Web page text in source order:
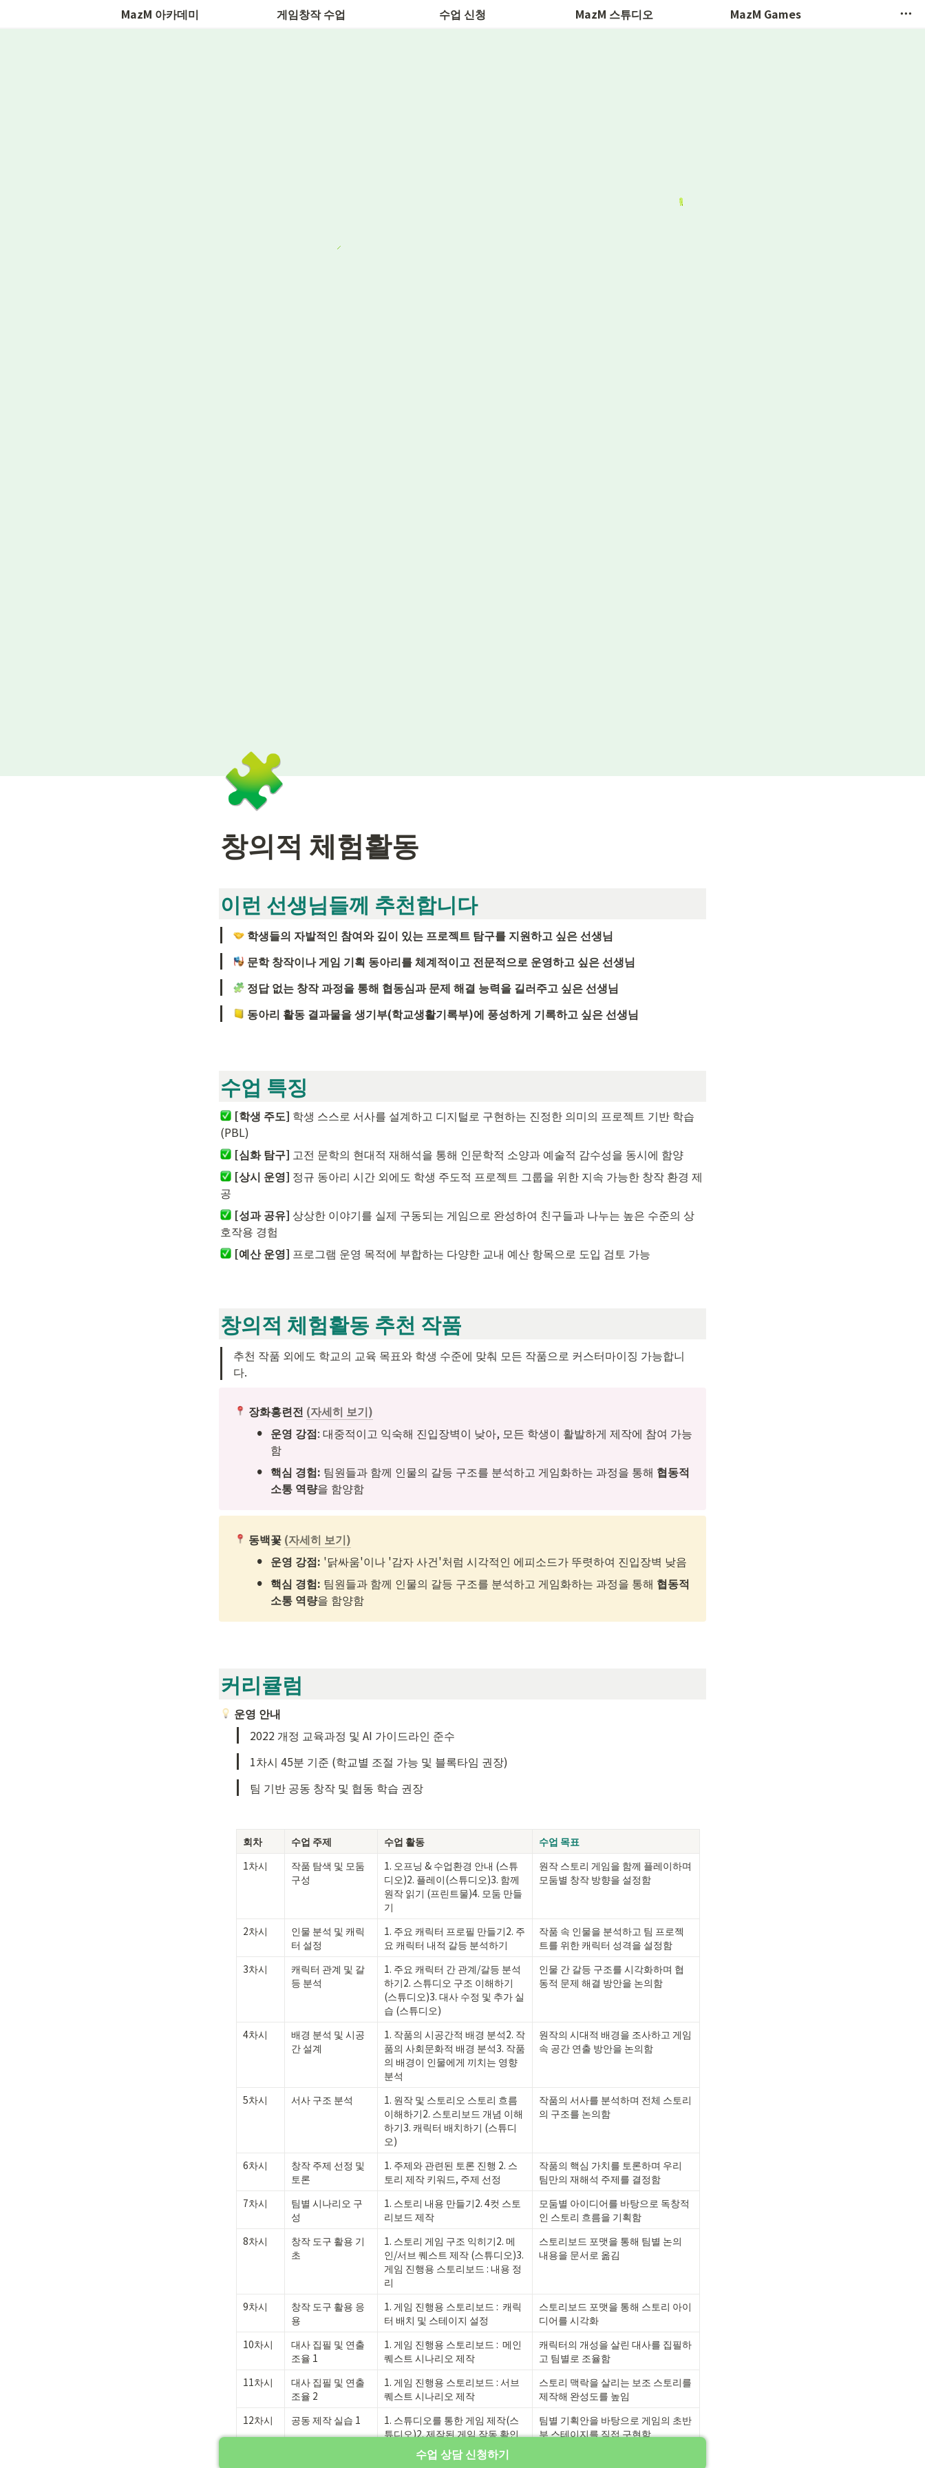
MazM 아카데미 게임창작 수업 수업 신청 MazM 스튜디오 MazM Games
🧩
창의적 체험활동
이런 선생님들께 추천합니다
학생들의 자발적인 참여와 깊이 있는 프로젝트 탐구를 지원하고 싶은 선생님
문학 창작이나 게임 기획 동아리를 체계적이고 전문적으로 운영하고 싶은 선생님
정답 없는 창작 과정을 통해 협동심과 문제 해결 능력을 길러주고 싶은 선생님
동아리 활동 결과물을 생기부(학교생활기록부)에 풍성하게 기록하고 싶은 선생님
수업 특징
[학생 주도] 학생 스스로 서사를 설계하고 디지털로 구현하는 진정한 의미의 프로젝트 기반 학습
(PBL)
[심화 탐구] 고전 문학의 현대적 재해석을 통해 인문학적 소양과 예술적 감수성을 동시에 함양
[상시 운영] 정규 동아리 시간 외에도 학생 주도적 프로젝트 그룹을 위한 지속 가능한 창작 환경 제
공
[성과 공유] 상상한 이야기를 실제 구동되는 게임으로 완성하여 친구들과 나누는 높은 수준의 상
호작용 경험
[예산 운영] 프로그램 운영 목적에 부합하는 다양한 교내 예산 항목으로 도입 검토 가능
창의적 체험활동 추천 작품
추천 작품 외에도 학교의 교육 목표와 학생 수준에 맞춰 모든 작품으로 커스터마이징 가능합니
다.
장화홍련전 (자세히 보기)
• 운영 강점: 대중적이고 익숙해 진입장벽이 낮아, 모든 학생이 활발하게 제작에 참여 가능
함
• 핵심 경험: 팀원들과 함께 인물의 갈등 구조를 분석하고 게임화하는 과정을 통해 협동적
소통 역량을 함양함
동백꽃 (자세히 보기)
• 운영 강점: '닭싸움'이나 '감자 사건'처럼 시각적인 에피소드가 뚜렷하여 진입장벽 낮음
• 핵심 경험: 팀원들과 함께 인물의 갈등 구조를 분석하고 게임화하는 과정을 통해 협동적
소통 역량을 함양함
커리큘럼
운영 안내
2022 개정 교육과정 및 AI 가이드라인 준수
1차시 45분 기준 (학교별 조절 가능 및 블록타임 권장)
팀 기반 공동 창작 및 협동 학습 권장
회차 수업 주제 수업 활동
수업 목표
1차시
작품 탐색 및 모둠
구성
1. 오프닝 & 수업환경 안내 (스튜
디오)2. 플레이(스튜디오)3. 함께
원작 읽기 (프린트물)4. 모둠 만들
기
원작 스토리 게임을 함께 플레이하며
모둠별 창작 방향을 설정함
2차시
인물 분석 및 캐릭
터 설정
1. 주요 캐릭터 프로필 만들기2. 주
요 캐릭터 내적 갈등 분석하기
작품 속 인물을 분석하고 팀 프로젝
트를 위한 캐릭터 성격을 설정함
3차시
캐릭터 관계 및 갈
등 분석
1. 주요 캐릭터 간 관계/갈등 분석
하기2. 스튜디오 구조 이해하기
(스튜디오)3. 대사 수정 및 추가 실
습 (스튜디오)
인물 간 갈등 구조를 시각화하며 협
동적 문제 해결 방안을 논의함
4차시
배경 분석 및 시공
간 설계
1. 작품의 시공간적 배경 분석2. 작
품의 사회문화적 배경 분석3. 작품
의 배경이 인물에게 끼치는 영향
분석
원작의 시대적 배경을 조사하고 게임
속 공간 연출 방안을 논의함
5차시 서사 구조 분석
1. 원작 및 스토리오 스토리 흐름
이해하기2. 스토리보드 개념 이해
하기3. 캐릭터 배치하기 (스튜디
오)
작품의 서사를 분석하며 전체 스토리
의 구조를 논의함
6차시
창작 주제 선정 및
토론
1. 주제와 관련된 토론 진행 2. 스
토리 제작 키워드, 주제 선정
작품의 핵심 가치를 토론하며 우리
팀만의 재해석 주제를 결정함
7차시
팀별 시나리오 구
성
1. 스토리 내용 만들기2. 4컷 스토
리보드 제작
모둠별 아이디어를 바탕으로 독창적
인 스토리 흐름을 기획함
8차시
창작 도구 활용 기
초
1. 스토리 게임 구조 익히기2. 메
인/서브 퀘스트 제작 (스튜디오)3.
게임 진행용 스토리보드 : 내용 정
리
스토리보드 포맷을 통해 팀별 논의
내용을 문서로 옮김
9차시
창작 도구 활용 응
용
1. 게임 진행용 스토리보드 :  캐릭
터 배치 및 스테이지 설정
스토리보드 포맷을 통해 스토리 아이
디어를 시각화
10차시
대사 집필 및 연출
조율 1
1. 게임 진행용 스토리보드 :  메인
퀘스트 시나리오 제작
캐릭터의 개성을 살린 대사를 집필하
고 팀별로 조율함
11차시
대사 집필 및 연출
조율 2
1. 게임 진행용 스토리보드 : 서브
퀘스트 시나리오 제작
스토리 맥락을 살리는 보조 스토리를
제작해 완성도를 높임
12차시
공동 제작 실습 1
1. 스튜디오를 통한 게임 제작(스
튜디오)2. 제작된 게임 작동 확인
(스튜디오)
팀별 기획안을 바탕으로 게임의 초반
부 스테이지를 직접 구현함
수업 상담 신청하기